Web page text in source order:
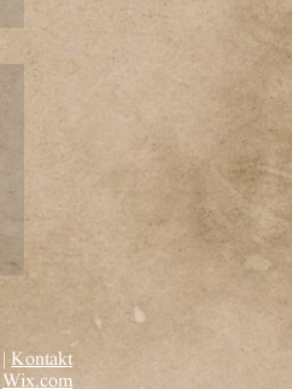
Kontakt
Wix.com